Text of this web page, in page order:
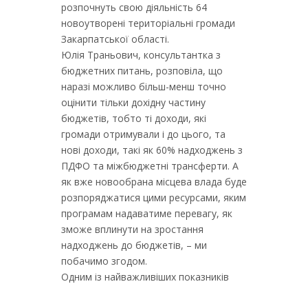
розпочнуть свою діяльність 64
новоутворені територіальні громади
Закарпатської області.
Юлія Траньович, консультантка з
бюджетних питань, розповіла, що
наразі можливо більш-менш точно
оцінити тільки дохідну частину
бюджетів, тобто ті доходи, які
громади отримували і до цього, та
нові доходи, такі як 60% надходжень з
ПДФО та міжбюджетні трансферти. А
як вже новообрана місцева влада буде
розпоряджатися цими ресурсами, яким
програмам надаватиме перевагу, як
зможе вплинути на зростання
надходжень до бюджетів, – ми
побачимо згодом.
Одним із найважливіших показників